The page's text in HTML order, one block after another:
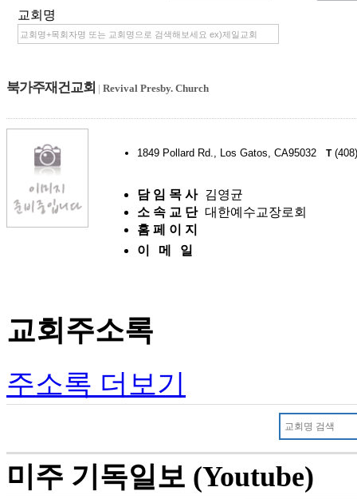
교회명
북가주재건교회 | Revival Presby. Church
1849 Pollard Rd., Los Gatos, CA95032 T
담 임 목 사 김영균
소 속 교 단 대한예수교장로회
홈 페 이 지
이 메 일
교회주소록
주소록 더보기
미주 기독일보 (Youtube)